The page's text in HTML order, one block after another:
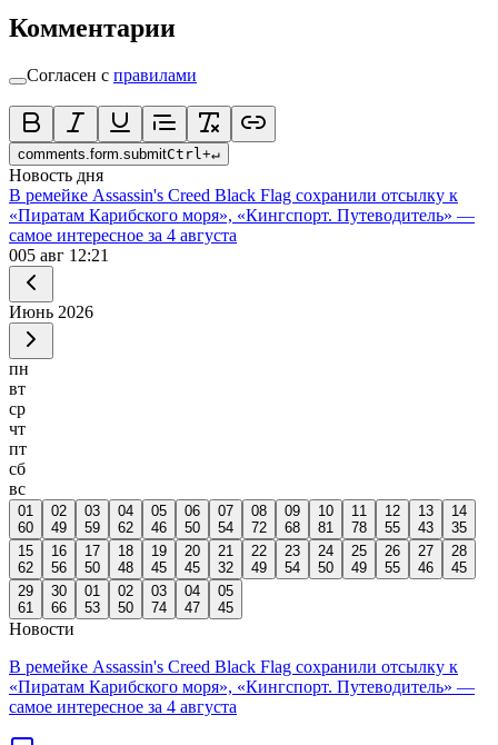
Комментарии
Согласен с правилами
comments.form.submitCtrl+↵
Новость дня
В ремейке Assassin's Creed Black Flag сохранили отсылку к
«Пиратам Карибского моря», «Кингспорт. Путеводитель» —
самое интересное за 4 августа
005 авг 12:21
Июнь 2026
пн
вт
ср
чт
пт
сб
вс
01
60
02
49
03
59
04
62
05
46
06
50
07
54
08
72
09
68
10
81
11
78
12
55
13
43
14
35
15
62
16
56
17
50
18
48
19
45
20
45
21
32
22
49
23
54
24
50
25
49
26
55
27
46
28
45
29
61
30
66
01
53
02
50
03
74
04
47
05
45
Новости
В ремейке Assassin's Creed Black Flag сохранили отсылку к
«Пиратам Карибского моря», «Кингспорт. Путеводитель» —
самое интересное за 4 августа